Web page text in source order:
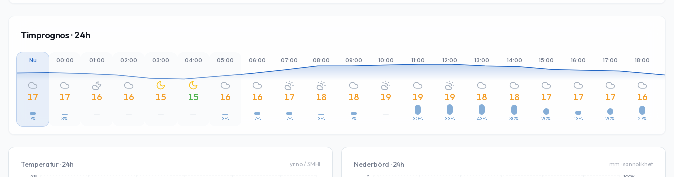
Timprognos · 24h
Nu
17
7%
00:00
17
3%
01:00
16
–
02:00
16
–
03:00
15
–
04:00
15
–
05:00
16
3%
06:00
16
7%
07:00
17
7%
08:00
18
3%
09:00
18
7%
10:00
19
–
11:00
19
30%
12:00
19
33%
13:00
18
43%
14:00
18
30%
15:00
17
20%
16:00
17
13%
17:00
17
20%
18:00
16
27%
Temperatur · 24h yr.no / SMHI Nederbörd · 24h mm · sannolikhet